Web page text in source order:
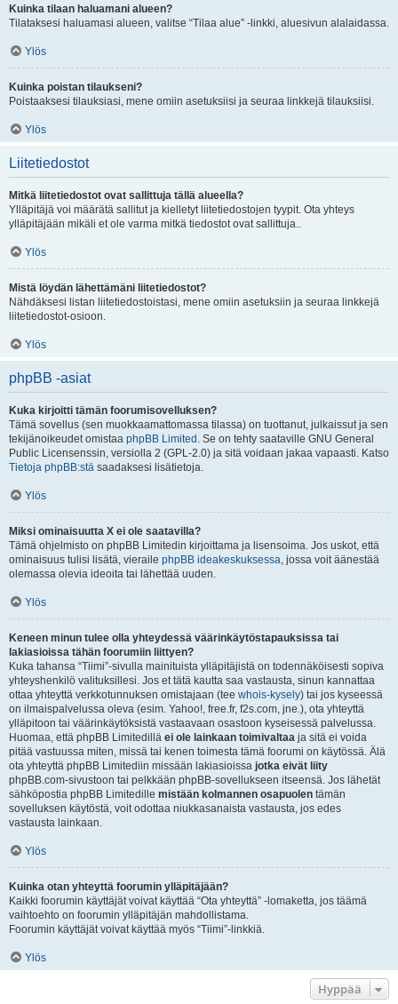
Kuinka tilaan haluamani alueen?
Tilataksesi haluamasi alueen, valitse “Tilaa alue” -linkki, aluesivun alalaidassa.
Ylös
Kuinka poistan tilaukseni?
Poistaaksesi tilauksiasi, mene omiin asetuksiisi ja seuraa linkkejä tilauksiisi.
Ylös
Liitetiedostot
Mitkä liitetiedostot ovat sallittuja tällä alueella?
Ylläpitäjä voi määrätä sallitut ja kielletyt liitetiedostojen tyypit. Ota yhteys
ylläpitäjään mikäli et ole varma mitkä tiedostot ovat sallittuja..
Ylös
Mistä löydän lähettämäni liitetiedostot?
Nähdäksesi listan liitetiedostoistasi, mene omiin asetuksiin ja seuraa linkkejä
liitetiedostot-osioon.
Ylös
phpBB -asiat
Kuka kirjoitti tämän foorumisovelluksen?
Tämä sovellus (sen muokkaamattomassa tilassa) on tuottanut, julkaissut ja sen
tekijänoikeudet omistaa phpBB Limited . Se on tehty saataville GNU General
Public Licensenssin, versiolla 2 (GPL-2.0) ja sitä voidaan jakaa vapaasti. Katso
Tietoja phpBB:stä saadaksesi lisätietoja.
Ylös
Miksi ominaisuutta X ei ole saatavilla?
Tämä ohjelmisto on phpBB Limitedin kirjoittama ja lisensoima. Jos uskot, että
ominaisuus tulisi lisätä, vieraile phpBB ideakeskuksessa, jossa voit äänestää
olemassa olevia ideoita tai lähettää uuden.
Ylös
Keneen minun tulee olla yhteydessä väärinkäytöstapauksissa tai
lakiasioissa tähän foorumiin liittyen?
Kuka tahansa “Tiimi”-sivulla mainituista ylläpitäjistä on todennäköisesti sopiva
yhteyshenkilö valituksillesi. Jos et tätä kautta saa vastausta, sinun kannattaa
ottaa yhteyttä verkkotunnuksen omistajaan (tee whois-kysely) tai jos kyseessä
on ilmaispalvelussa oleva (esim. Yahoo!, free.fr, f2s.com, jne.), ota yhteyttä
ylläpitoon tai väärinkäytöksistä vastaavaan osastoon kyseisessä palvelussa.
Huomaa, että phpBB Limitedillä ei ole lainkaan toimivaltaa ja sitä ei voida
pitää vastuussa miten, missä tai kenen toimesta tämä foorumi on käytössä. Älä
ota yhteyttä phpBB Limitediin missään lakiasioissa jotka eivät liity
phpBB.com-sivustoon tai pelkkään phpBB-sovellukseen itseensä. Jos lähetät
sähköpostia phpBB Limitedille mistään kolmannen osapuolen tämän
sovelluksen käytöstä, voit odottaa niukkasanaista vastausta, jos edes
vastausta lainkaan.
Ylös
Kuinka otan yhteyttä foorumin ylläpitäjään?
Kaikki foorumin käyttäjät voivat käyttää “Ota yhteyttä” -lomaketta, jos täämä
vaihtoehto on foorumin ylläpitäjän mahdollistama.
Foorumin käyttäjät voivat käyttää myös “Tiimi”-linkkiä.
Ylös
Hyppää